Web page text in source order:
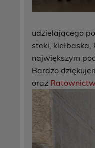
udzielającego
steki,
największym
Bardzo
oraz